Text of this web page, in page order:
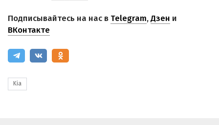
Подписывайтесь на нас в Telegram,Дзен и
ВКонтакте
Kia